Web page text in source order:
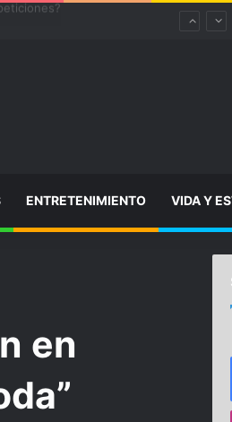
ENTRETENIMIENTO VIDA Y
en